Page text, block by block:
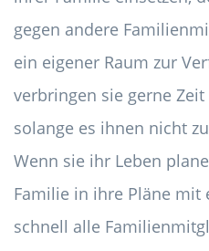
gegen andere
ein eigener Raum zur
verbringen sie gerne
solange es ihnen nicht
Wenn sie ihr Leben
Familie in ihre Pläne mit
schnell alle